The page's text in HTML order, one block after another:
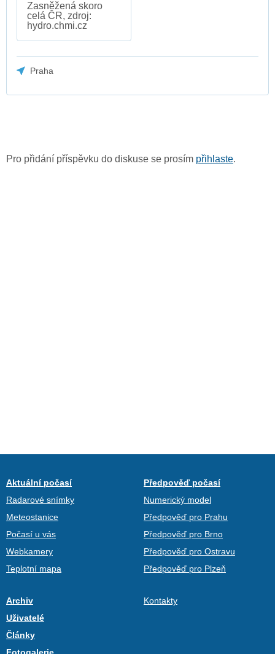
Zasněžená skoro
celá ČR, zdroj:
hydro.chmi.cz
Praha
Pro přidání příspěvku do diskuse se prosím přihlaste.
Aktuální počasí
Radarové snímky
Meteostanice
Počasí u vás
Webkamery
Teplotní mapa
Předpověď počasí
Numerický model
Předpověď pro Prahu
Předpověď pro Brno
Předpověď pro Ostravu
Předpověď pro Plzeň
Archiv
Uživatelé
Články
Kontakty